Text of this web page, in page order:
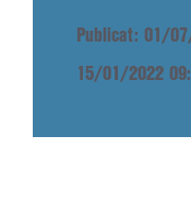
Publicat: 01/
15/01/2022